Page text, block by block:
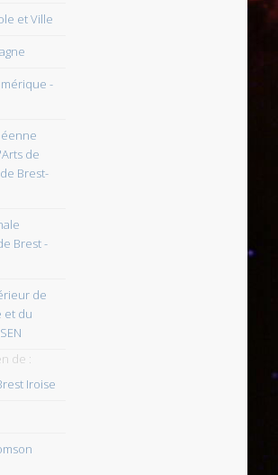
et Ville
-
de
Brest-
Brest -
de
et du
de :
Iroise